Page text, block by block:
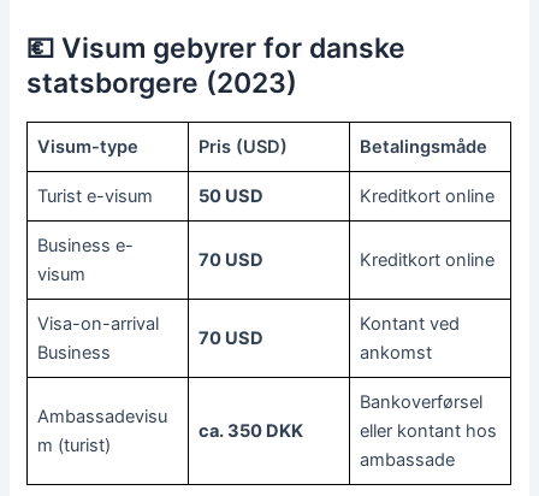
💶 Visum gebyrer for danske
statsborgere (2023)
Visum-type Pris (USD) Betalingsmåde
Turist e-visum 50 USD Kreditkort online
Business e-
visum
70 USD Kreditkort online
Visa-on-arrival
Business
70 USD
Kontant ved
ankomst
Ambassadevisu
m (turist)
ca. 350 DKK
Bankoverførsel
eller kontant hos
ambassade